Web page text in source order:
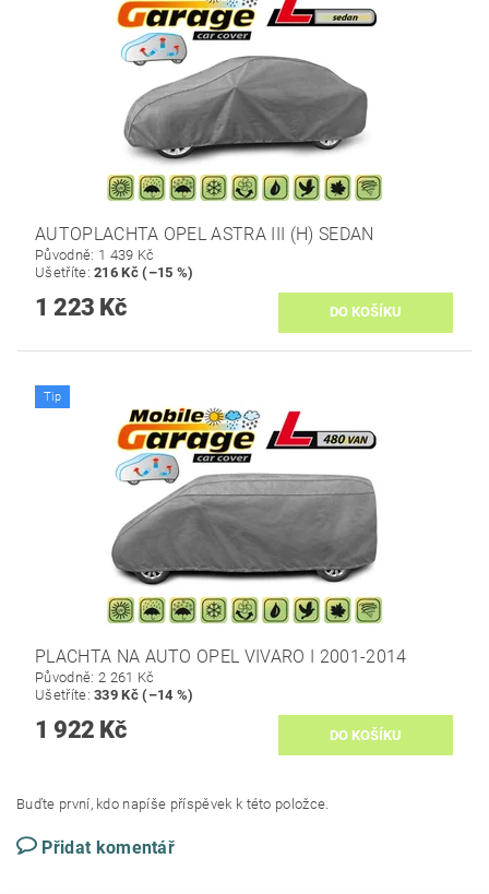
AUTOPLACHTA OPEL ASTRA III (H) SEDAN
Původně: 1 439 Kč
Ušetříte:216 Kč (–15 %)
1 223 Kč
Tip
PLACHTA NA AUTO OPEL VIVARO I 2001-2014
Původně: 2 261 Kč
Ušetříte:339 Kč (–14 %)
1 922 Kč
Buďte první, kdo napíše příspěvek k této položce.
Přidat komentář